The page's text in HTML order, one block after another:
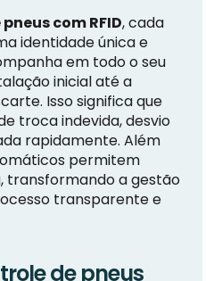
com RFID, cada
identidade única e
em todo o seu
inicial até a
Isso significa que
troca indevida, desvio
rapidamente. Além
permitem
transformando a gestão
transparente e
de pneus